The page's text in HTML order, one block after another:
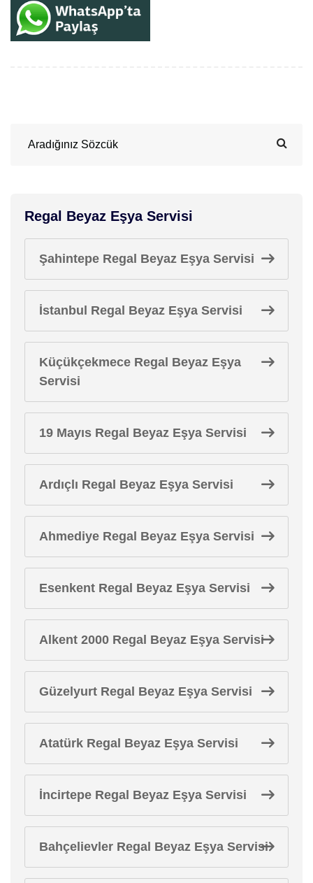
Regal Beyaz Eşya Servisi
Şahintepe Regal Beyaz Eşya Servisi
İstanbul Regal Beyaz Eşya Servisi
Küçükçekmece Regal Beyaz Eşya
Servisi
19 Mayıs Regal Beyaz Eşya Servisi
Ardıçlı Regal Beyaz Eşya Servisi
Ahmediye Regal Beyaz Eşya Servisi
Esenkent Regal Beyaz Eşya Servisi
Alkent 2000 Regal Beyaz Eşya Servisi
Güzelyurt Regal Beyaz Eşya Servisi
Atatürk Regal Beyaz Eşya Servisi
İncirtepe Regal Beyaz Eşya Servisi
Bahçelievler Regal Beyaz Eşya Servisi